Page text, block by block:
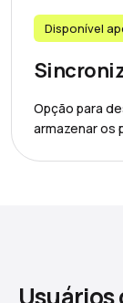
Disponível
Opção para
armazenar os